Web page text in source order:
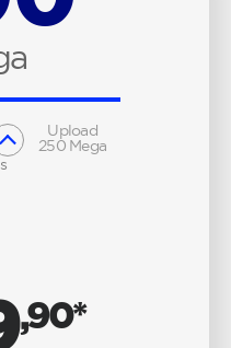
Upload
250 Mega
,90*